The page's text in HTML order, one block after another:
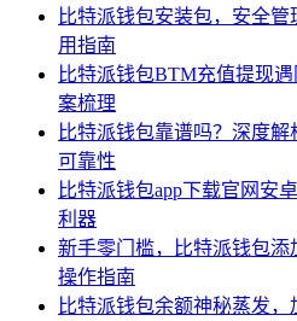
比特派钱包安装包，安全
用指南
比特派钱包BTM充值提现
案梳理
比特派钱包靠谱吗？深度
可靠性
比特派钱包app下载官网安
利器
新手零门槛，比特派钱包
操作指南
比特派钱包余额神秘蒸发